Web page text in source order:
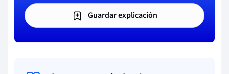
Guardar explicación